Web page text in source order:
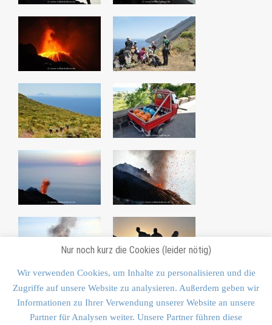
Nur noch kurz die Cookies (leider nötig)
Wir verwenden Cookies, um Inhalte zu personalisieren und die
Zugriffe auf unsere Website zu analysieren. Außerdem geben wir
Informationen zu Ihrer Verwendung unserer Website an unsere
Partner für Analysen weiter. Unsere Partner führen diese